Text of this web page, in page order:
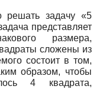
решать задачу «5
представляет
размера,
сложены из
состоит в том,
образом, чтобы
4 квадрата,